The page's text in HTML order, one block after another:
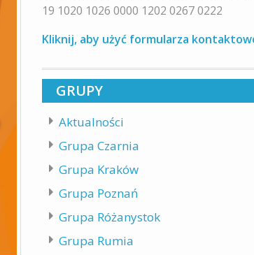
19 1020 1026 0000 1202 0267 0222
Kliknij, aby użyć formularza
GRUPY
Aktualności
Grupa Czarnia
Grupa Kraków
Grupa Poznań
Grupa Różanystok
Grupa Rumia